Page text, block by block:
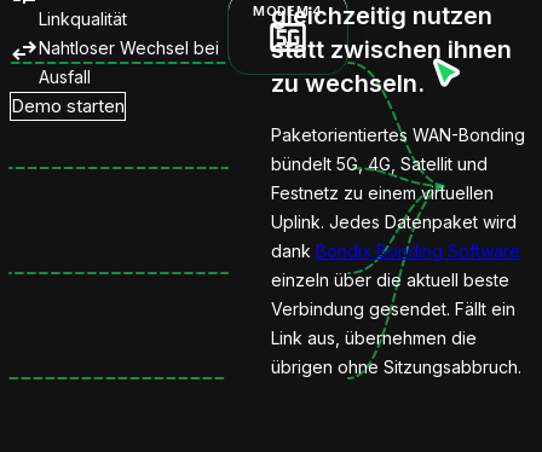
MODEM 4
MODEM 4
gleichzeitig nutzen
statt zwischen ihnen
zu wechseln.
Paketorientiertes WAN-Bonding
bündelt 5G, 4G, Satellit und
Festnetz zu einem virtuellen
Uplink. Jedes Datenpaket wird
dank Bondix Bonding Software
einzeln über die aktuell beste
Verbindung gesendet. Fällt ein
Link aus, übernehmen die
übrigen ohne Sitzungsabbruch.
Linkqualität
Nahtloser Wechsel bei
Ausfall
Demo starten